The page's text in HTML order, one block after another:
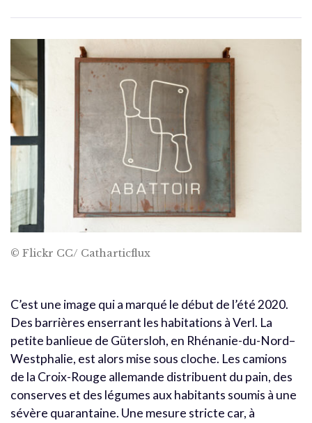
© Flickr CC/ Catharticflux
C’est une image qui a marqué le début de l’été 2020.
Des barrières enserrant les habitations à Verl. La
petite banlieue de Gütersloh, en Rhénanie-du-Nord–
Westphalie, est alors mise sous cloche. Les camions
de la Croix-Rouge allemande distribuent du pain, des
conserves et des légumes aux habitants soumis à une
sévère quarantaine. Une mesure stricte car, à